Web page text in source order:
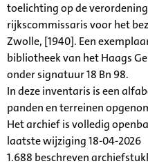
toelichting op de
rijkscommissaris voor het
Zwolle, [1940]. Een
bibliotheek van het Haags
onder signatuur 18 Bn 98.
In deze inventaris is een
panden en terreinen
Het archief is volledig
laatste wijziging 18-04-2026
1.688 beschreven